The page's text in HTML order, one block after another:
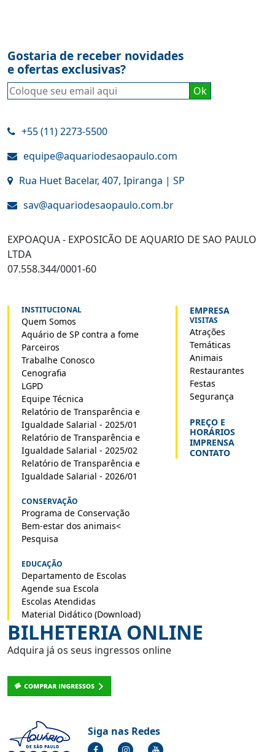
Gostaria de receber novidades
e ofertas exclusivas?
+55 (11) 2273-5500
equipe@aquariodesaopaulo.com
Rua Huet Bacelar, 407, Ipiranga | SP
sav@aquariodesaopaulo.com.br
EXPOAQUA - EXPOSICÃO DE AQUARIO DE SAO PAULO
LTDA
07.558.344/0001-60
INSTITUCIONAL
Quem Somos
Aquário de SP contra a fome
Parceiros
Trabalhe Conosco
Cenografia
LGPD
Equipe Técnica
Relatório de Transparência e
Igualdade Salarial - 2025/01
Relatório de Transparência e
Igualdade Salarial - 2025/02
Relatório de Transparência e
Igualdade Salarial - 2026/01
CONSERVAÇÃO
Programa de Conservação
Bem-estar dos animais<
Pesquisa
EDUCAÇÃO
Departamento de Escolas
Agende sua Escola
Escolas Atendidas
Material Didático (Download)
EMPRESA
VISITAS
Atrações
Temáticas
Animais
Restaurantes
Festas
Segurança
PREÇO E
HORÁRIOS
IMPRENSA
CONTATO
BILHETERIA ONLINE
Adquira já os seus ingressos online
Siga nas Redes